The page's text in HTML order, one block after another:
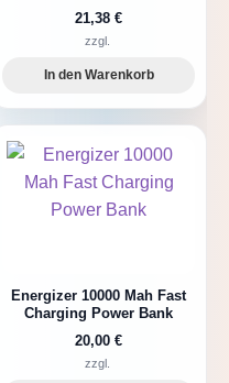
21,38 €
zzgl.
In den Warenkorb
Energizer 10000 Mah Fast
Charging Power Bank
20,00 €
zzgl.